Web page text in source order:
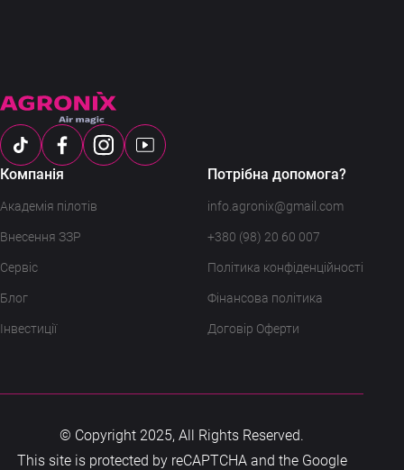
Компанія
Академія пілотів
Внесення ЗЗР
Сервіс
Блог
Інвестиції
Потрібна допомога?
info.agronix@gmail.com
+380 (98) 20 60 007
Політика конфіденційності
Фінансова політика
Договір Оферти
© Copyright 2025, All Rights Reserved.
This site is protected by reCAPTCHA and the Google